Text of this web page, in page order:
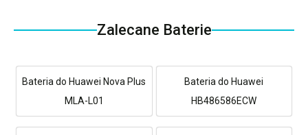
Zalecane Baterie
Bateria do Huawei Nova Plus
MLA-L01
Bateria do Huawei
HB486586ECW